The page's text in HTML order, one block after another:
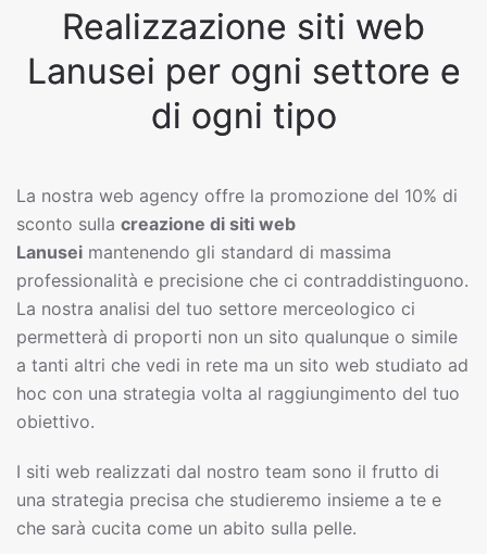
Realizzazione siti web
Lanusei per ogni settore e
di ogni tipo
La nostra web agency offre la promozione del 10% di
sconto sulla creazione di siti web
Lanusei mantenendo gli standard di massima
professionalità e precisione che ci contraddistinguono.
La nostra analisi del tuo settore merceologico ci
permetterà di proporti non un sito qualunque o simile
a tanti altri che vedi in rete ma un sito web studiato ad
hoc con una strategia volta al raggiungimento del tuo
obiettivo.
I siti web realizzati dal nostro team sono il frutto di
una strategia precisa che studieremo insieme a te e
che sarà cucita come un abito sulla pelle.